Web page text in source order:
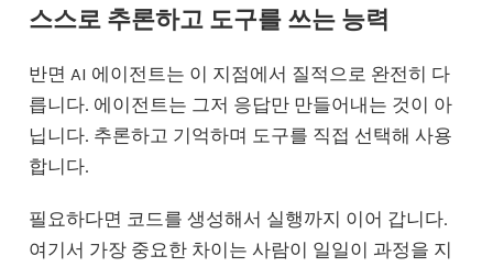
스스로 추론하고 도구를 쓰는 능력
반면 AI 에이전트는 이 지점에서 질적으로 완전히 다
릅니다. 에이전트는 그저 응답만 만들어내는 것이 아
닙니다. 추론하고 기억하며 도구를 직접 선택해 사용
합니다.
필요하다면 코드를 생성해서 실행까지 이어 갑니다.
여기서 가장 중요한 차이는 사람이 일일이 과정을 지